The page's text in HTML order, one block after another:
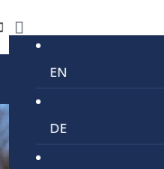
Prázdninový provoz
EN
DE